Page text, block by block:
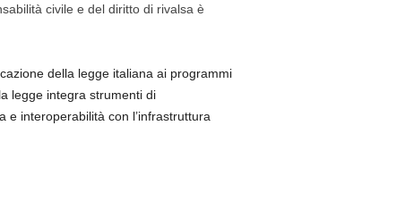
civile e del diritto di rivalsa è
della legge italiana ai programmi
legge integra strumenti di
e interoperabilità con l’infrastruttura